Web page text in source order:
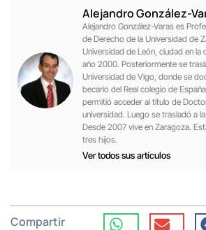
Alejandro González-
Alejandro González-Varas es
de Derecho de la Universidad de
Universidad de León, ciudad en la
año 2000. Posteriormente se
Universidad de Vigo, donde se
becario del Real colegio de
permitió acceder al título de
universidad. Luego se trasladó a
Desde 2007 vive en Zaragoza.
tres hijos.
Ver todos sus artículos
Compartir